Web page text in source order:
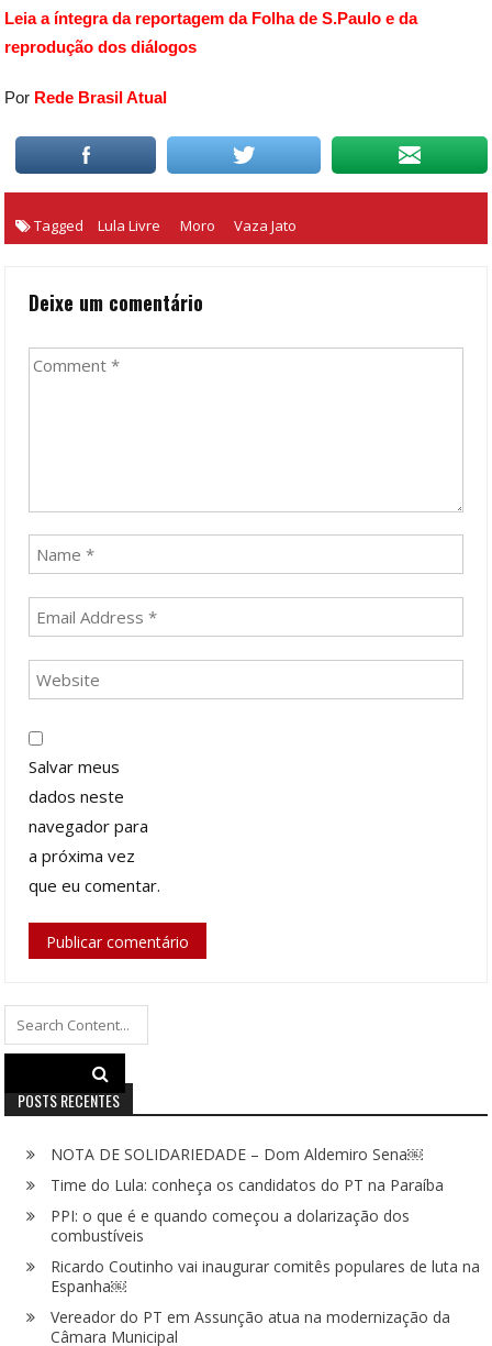
Leia a íntegra da reportagem da Folha de S.Paulo e da
reprodução dos diálogos
Por Rede Brasil Atual
Tagged Lula Livre Moro Vaza Jato
Deixe um comentário
Salvar meus
dados neste
navegador para
a próxima vez
que eu comentar.
Search
for:
POSTS RECENTES
NOTA DE SOLIDARIEDADE – Dom Aldemiro Sena￼
Time do Lula: conheça os candidatos do PT na Paraíba
PPI: o que é e quando começou a dolarização dos
combustíveis
Ricardo Coutinho vai inaugurar comitês populares de luta na
Espanha￼
Vereador do PT em Assunção atua na modernização da
Câmara Municipal